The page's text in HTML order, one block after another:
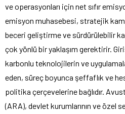
ve operasyonları için net sıfır
emisyon muhasebesi, stratejik
beceri geliştirme ve sürdürülebilir
çok yönlü bir yaklaşım gerektirir.
karbonlu teknolojilerin ve
eden, süreç boyunca şeffaflık ve
politika çerçevelerine bağlıdır.
(ARA), devlet kurumlarının ve özel